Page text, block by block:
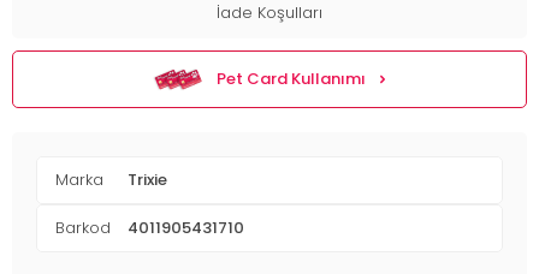
İade Koşulları
Pet Card Kullanımı
Marka Trixie
Barkod 4011905431710